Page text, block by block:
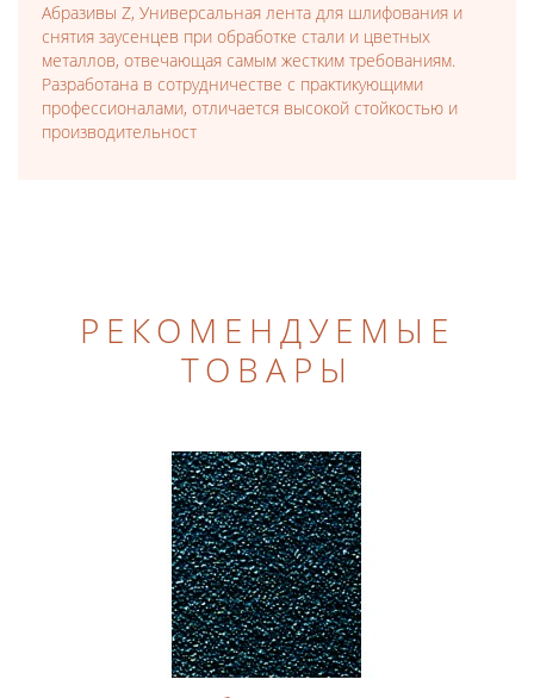
Абразивы Z, Универсальная лента для шлифования и
снятия заусенцев при обработке стали и цветных
металлов, отвечающая самым жестким требованиям.
Разработана в сотрудничестве с практикующими
профессионалами, отличается высокой стойкостью и
производительност
РЕКОМЕНДУЕМЫЕ
ТОВАРЫ